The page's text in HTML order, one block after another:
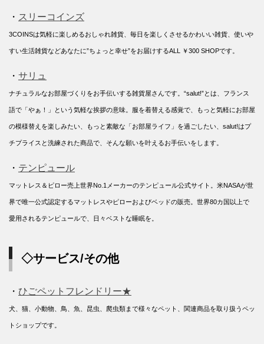
・ スリーコインズ
3COINSは気軽に楽しめるおしゃれ雑貨、毎日を楽しくさせるかわいい雑貨、使いや
すい生活雑貨などあなたに”ちょっと幸せ”をお届けするALL ￥300 SHOPです。
・ サリュ
ナチュラルなお部屋づくりをお手伝いする雑貨屋さんです。“salut!”とは、フランス
語で「やぁ！」という気軽な挨拶の意味。服を着替える感覚で、もっと気軽にお部屋
の模様替えを楽しみたい、もっと素敵な「お部屋ライフ」を過ごしたい、salut!はプ
チプライスと洗練された商品で、そんな願いを叶えるお手伝いをします。
・ テンピュール
マットレス＆ピロー売上世界No.1メーカーのテンピュール公式サイト。米NASAが世
界で唯一公式認定するマットレスやピローおよびベッドの販売。世界80カ国以上で
愛用されるテンピュールで、日々ベストな睡眠を。
◇サービス/その他
・ ひごペットフレンドリー★
犬、猫、小動物、鳥、魚、昆虫、爬虫類まで様々なペット、関連商品を取り扱うペッ
トショップです。